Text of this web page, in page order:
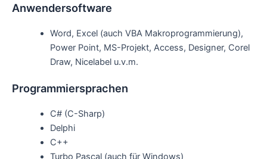
Anwendersoftware
Word, Excel (auch VBA Makroprogrammierung),
Power Point, MS-Projekt, Access, Designer, Corel
Draw, Nicelabel u.v.m.
Programmiersprachen
C# (C-Sharp)
Delphi
C++
Turbo Pascal (auch für Windows)